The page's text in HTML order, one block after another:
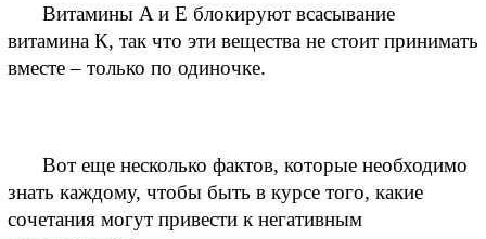
Витамины A и E блокируют всасывание
витамина К, так что эти вещества не стоит принимать
вместе – только по одиночке.
Вот еще несколько фактов, которые необходимо
знать каждому, чтобы быть в курсе того, какие
сочетания могут привести к негативным